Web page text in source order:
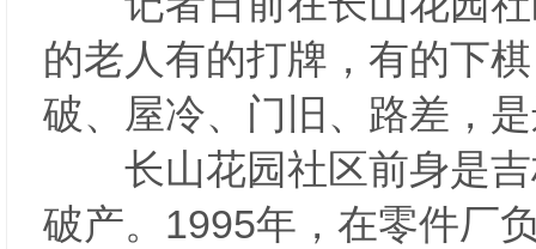
的老人有的打牌，有的下
破、屋冷、门旧、路差，
长山花园社区前身是吉
破产。1995年，在零件厂